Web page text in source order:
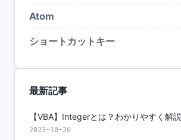
Atom
ショートカットキー
最新記事
【VBA】Integerとは？わかりやすく解説
2023-10-26